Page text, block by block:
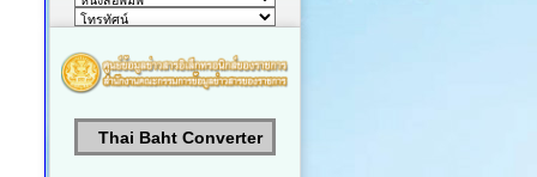
Thai Baht Converter